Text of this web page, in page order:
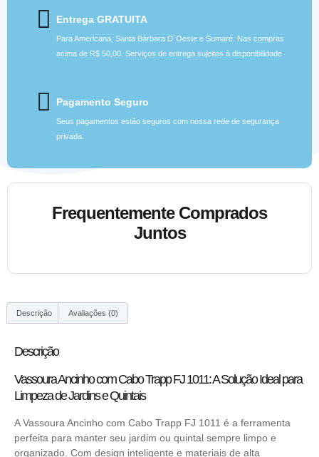
Entrega GRATUITA
Para Americana, Santa Bárbara D´Oeste e Sumaré. Nas compras
acima de R$ 50,00. Serviços de entrega sujeitos à disponibilidade
Pagamento Seguro
Seus pagamentos estão seguros com nossa rede de segurança
privada.
Frequentemente Comprados
Juntos
Descrição Avaliações (0)
Descrição
Vassoura Ancinho com Cabo Trapp FJ 1011: A Solução Ideal para
Limpeza de Jardins e Quintais
A Vassoura Ancinho com Cabo Trapp FJ 1011 é a ferramenta
perfeita para manter seu jardim ou quintal sempre limpo e
organizado. Com design inteligente e materiais de alta